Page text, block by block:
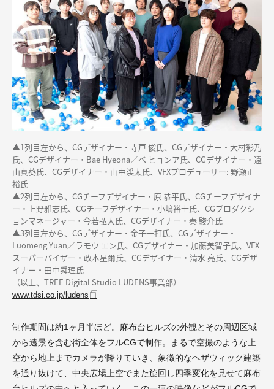
▲1列目左から、CGデザイナー・寺戸 俊氏、CGデザイナー・大村彩乃
氏、CGデザイナー・Bae Hyeona／ベ ヒョンア氏、CGデザイナー・遠
山真葵氏、CGデザイナー・山中渓太氏、VFXプロデューサー: 野瀬正
裕氏
▲2列目左から、CGチーフデザイナー・原 恭平氏、CGチーフデザイナ
ー・上野雅志氏、CGチーフデザイナー・小嶋裕士氏、CGプロダクシ
ョンマネージャー・今若弘大氏、CGデザイナー・秦 駿介氏
▲3列目左から、CGデザイナー・金子一打氏、CGデザイナー・
Luomeng Yuan／ラモウ エン氏、CGデザイナー・加藤美智子氏、VFX
スーパーバイザー・政本星爾氏、CGデザイナー・清水 亮氏、CGデザ
イナー・田中舜理氏
（以上、TREE Digital Studio LUDENS事業部）
www.tdsi.co.jp/ludens
制作期間は約1ヶ月半ほど。麻布台ヒルズの外観とその周辺区域
から遠景を含む街全体をフルCGで制作。まるで空撮のような上
空から地上までカメラが降りていき、象徴的なヘザウィック建築
を通り抜けて、中央広場上空でまた旋回し四季変化を見せて麻布